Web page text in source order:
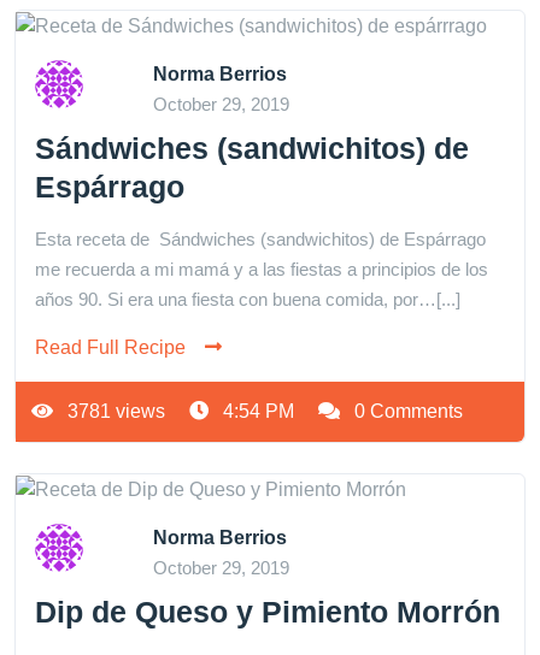
Norma Berrios
October 29, 2019
Sándwiches (sandwichitos) de
Espárrago
Esta receta de Sándwiches (sandwichitos) de Espárrago
me recuerda a mi mamá y a las fiestas a principios de los
años 90. Si era una fiesta con buena comida, por…[...]
Read Full Recipe
3781 views 4:54 PM 0 Comments
Norma Berrios
October 29, 2019
Dip de Queso y Pimiento Morrón